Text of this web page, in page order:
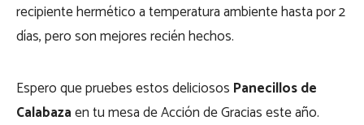
recipiente hermético a temperatura ambiente hasta por 2
días, pero son mejores recién hechos.
Espero que pruebes estos deliciosos Panecillos de
Calabazaen tu mesa de Acción de Gracias este año.